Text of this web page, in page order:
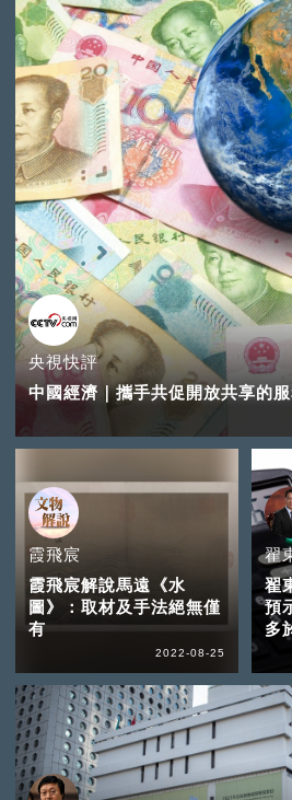
央視快評
中國經濟｜攜手共促開放共享的
霞飛宸
霞飛宸解說馬遠《水
圖》：取材及手法絕無僅
有
2022-08-25
翟
翟
預
多